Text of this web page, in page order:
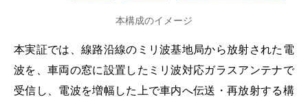
本構成のイメージ
本実証では、線路沿線のミリ波基地局から放射された電
波を、車両の窓に設置したミリ波対応ガラスアンテナで
受信し、電波を増幅した上で車内へ伝送・再放射する構